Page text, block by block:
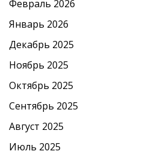
Февраль 2026
Январь 2026
Декабрь 2025
Ноябрь 2025
Октябрь 2025
Сентябрь 2025
Август 2025
Июль 2025